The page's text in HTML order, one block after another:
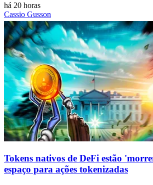
há 20 horas
Cassio Gusson
Tokens nativos de DeFi estão
espaço para ações tokenizadas